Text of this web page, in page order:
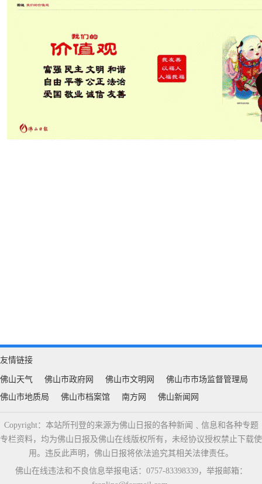
友情链接
佛山天气 佛山市政府网 佛山市文明网
佛山市市场监督管理局
佛山市地质局
佛山市档案馆 南方网 佛山新闻网
Copyright：本站所刊登的来源为佛山日报的各种新闻﹑信息和各种专题
专栏资料，均为佛山日报及佛山在线版权所有，未经协议授权禁止下载使
用。违反此声明，佛山日报将依法追究其相关法律责任。
佛山在线违法和不良信息举报电话：0757-83398339，举报邮箱：